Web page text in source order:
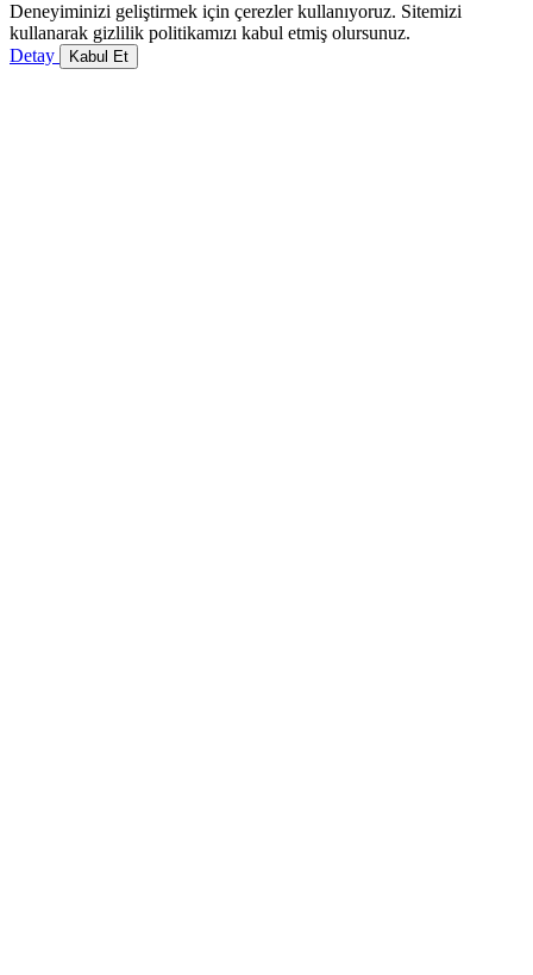
Deneyiminizi geliştirmek için çerezler kullanıyoruz. Sitemizi
kullanarak gizlilik politikamızı kabul etmiş olursunuz.
Detay
Kabul Et